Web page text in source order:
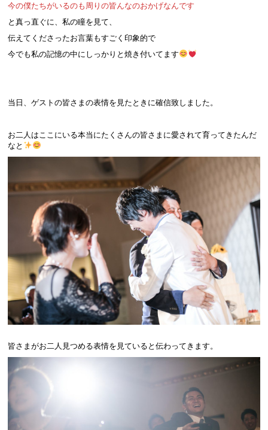
今の僕たちがいるのも周りの皆んなのおかげなんです
と真っ直ぐに、私の瞳を見て、
伝えてくださったお言葉もすごく印象的で
今でも私の記憶の中にしっかりと焼き付いてます
当日、ゲストの皆さまの表情を見たときに確信致しました。
お二人はここにいる本当にたくさんの皆さまに愛されて育ってきたんだ
なと
皆さまがお二人見つめる表情を見ていると伝わってきます。